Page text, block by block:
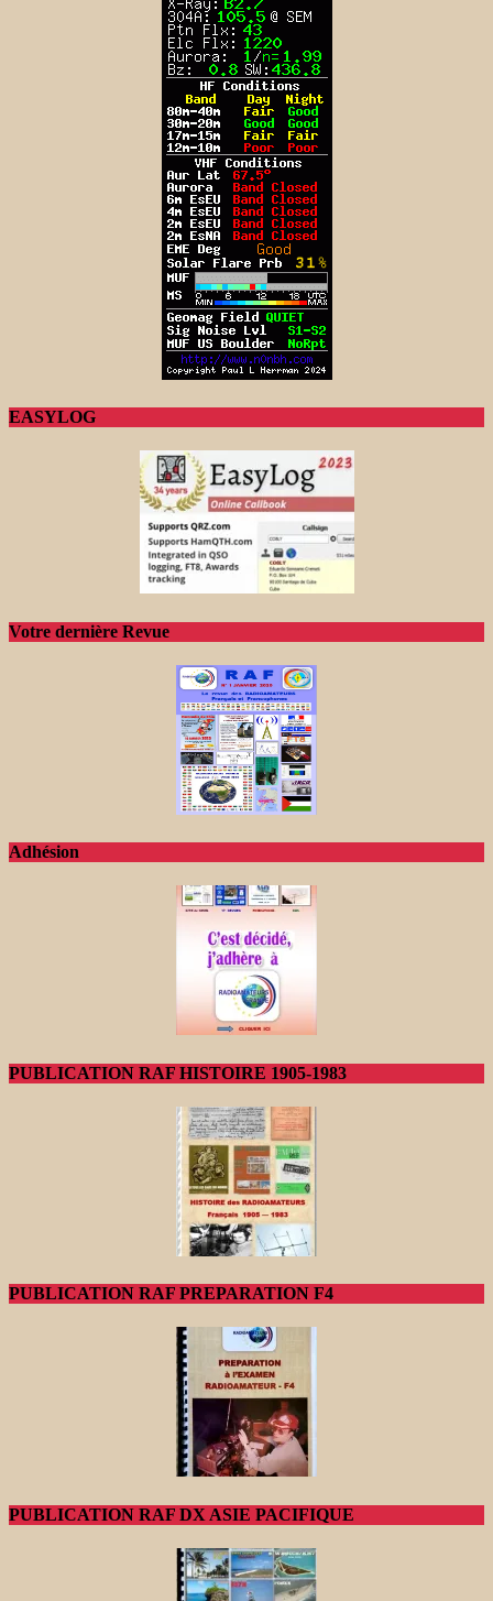
EASYLOG
Votre dernière Revue
Adhésion
PUBLICATION RAF HISTOIRE 1905-1983
PUBLICATION RAF PREPARATION F4
PUBLICATION RAF DX ASIE PACIFIQUE